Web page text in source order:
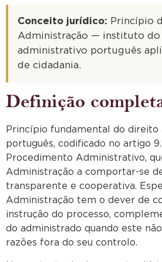
Conceito jurídico: Princípio
Administração — instituto
administrativo português
de cidadania.
Definição
Princípio fundamental do direito
português, codificado no artigo
Procedimento Administrativo,
Administração a comportar-se
transparente e cooperativa.
Administração tem o dever de
instrução do processo,
do administrado quando este
razões fora do seu controlo.